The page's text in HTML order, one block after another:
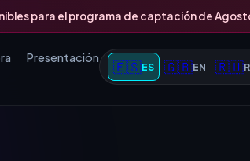
para el programa de captación de
Presentación
🇪🇸ES 🇬🇧EN 🇷🇺